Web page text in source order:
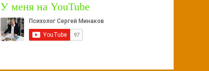
У меня на YouTube